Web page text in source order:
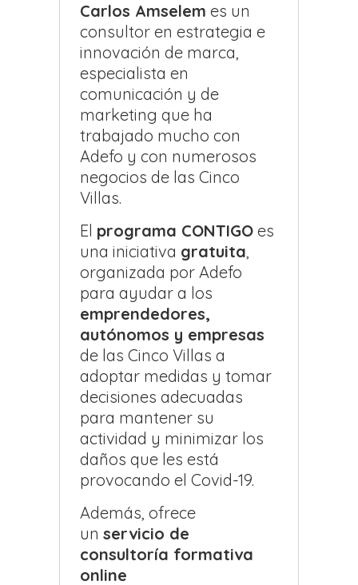
Carlos Amselem es un
consultor en estrategia e
innovación de marca,
especialista en
comunicación y de
marketing que ha
trabajado mucho con
Adefo y con numerosos
negocios de las Cinco
Villas.
El programa CONTIGO es
una iniciativa gratuita,
organizada por Adefo
para ayudar a los
emprendedores,
autónomos y empresas
de las Cinco Villas a
adoptar medidas y tomar
decisiones adecuadas
para mantener su
actividad y minimizar los
daños que les está
provocando el Covid-19.
Además, ofrece
un servicio de
consultoría formativa
online